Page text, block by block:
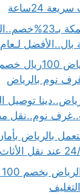
شركة نقل عفش
لـعام2025
نقل غرف نوم
نوم بالرياض
توصيل
نوم..نقل